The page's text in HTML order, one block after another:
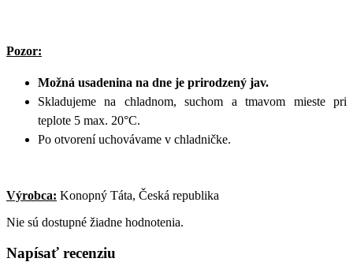
Pozor:
Možná usadenina na dne je prirodzený jav.
Skladujeme na chladnom, suchom a tmavom mieste pri
teplote 5 max. 20°C.
Po otvorení uchovávame v chladničke.
Výrobca: Konopný Táta, Česká republika
Nie sú dostupné žiadne hodnotenia.
Napísať recenziu